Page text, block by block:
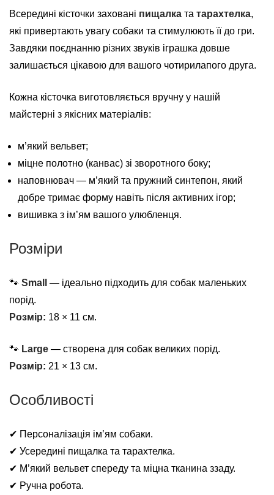
Всередині кісточки заховані пищалка та тарахтелка,
які привертають увагу собаки та стимулюють її до гри.
Завдяки поєднанню різних звуків іграшка довше
залишається цікавою для вашого чотирилапого друга.
Кожна кісточка виготовляється вручну у нашій
майстерні з якісних матеріалів:
м’який вельвет;
міцне полотно (канвас) зі зворотного боку;
наповнювач — м’який та пружний синтепон, який
добре тримає форму навіть після активних ігор;
вишивка з ім’ям вашого улюбленця.
Розміри
🐾 Small
— ідеально підходить для собак маленьких
порід.
Розмір: 18 × 11 см.
🐾 Large — створена для собак великих порід.
Розмір: 21 × 13 см.
Особливості
✔ Персоналізація ім’ям собаки.
✔ Усередині пищалка та тарахтелка.
✔ М’який вельвет спереду та міцна тканина ззаду.
✔ Ручна робота.